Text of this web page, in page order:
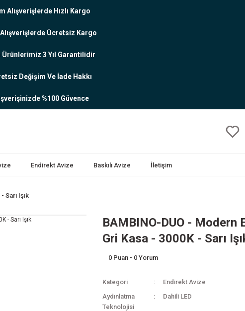
Alışverişlerde Hızlı Kargo
Ücretsiz Kargo
Ürünlerimiz 3 Yıl Garantilidir
Değişim Ve İade Hakkı
%100 Güvence
Endirekt Avize Baskılı Avize İletişim
Sarı Işık
BAMBINO-DUO - Modern
Gri Kasa - 3000K - Sarı
0 Puan - 0 Yorum
Kategori
Endirekt Avize
Aydınlatma
Teknolojisi
Dahili LED